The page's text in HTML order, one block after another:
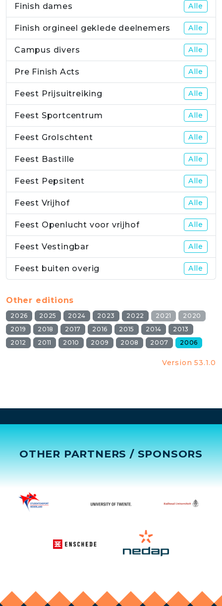
Finish dames Alle
Finish orgineel geklede deelnemers Alle
Campus divers Alle
Pre Finish Acts Alle
Feest Prijsuitreiking Alle
Feest Sportcentrum Alle
Feest Grolschtent Alle
Feest Bastille Alle
Feest Pepsitent Alle
Feest Vrijhof Alle
Feest Openlucht voor vrijhof Alle
Feest Vestingbar Alle
Feest buiten overig Alle
Other editions
2026 2025 2024 2023 2022 2021
2020
2019
2018 2017 2016 2015 2014
2013
2012
2011 2010 2009 2008 2007 2006
Version 53.1.0
OTHER PARTNERS / SPONSORS